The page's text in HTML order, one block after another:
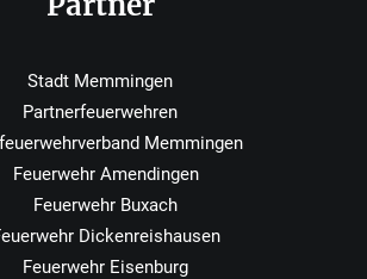
Stadt Memmingen
Partnerfeuerwehren
Memmingen
Feuerwehr Amendingen
Feuerwehr Buxach
Dickenreishausen
Feuerwehr Eisenburg